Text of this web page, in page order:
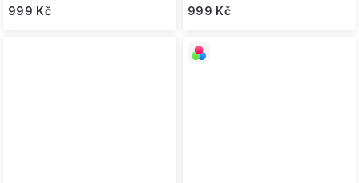
999 Kč 999 Kč